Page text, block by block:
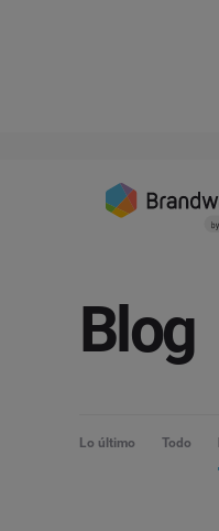
Blog
Lo último Todo